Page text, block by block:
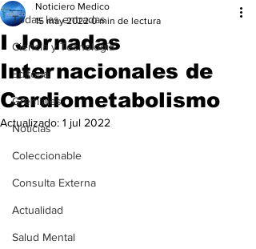
Todas las entradas
Ciencia y Tecnología
Editorial
Gremiales
Noticias
Coleccionable
Consulta Externa
Actualidad
Salud Mental
I Jornadas
Internacionales de
Cardiometabolismo
Noticiero Medico
15 may 2022 0 min de lectura
Actualizado: 1 jul 2022